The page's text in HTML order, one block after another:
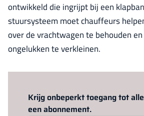
ontwikkeld die ingrijpt bij een
stuursysteem moet chauffeurs
over de vrachtwagen te behouden
ongelukken te verkleinen.
Krijg onbeperkt toegang tot
een abonnement.